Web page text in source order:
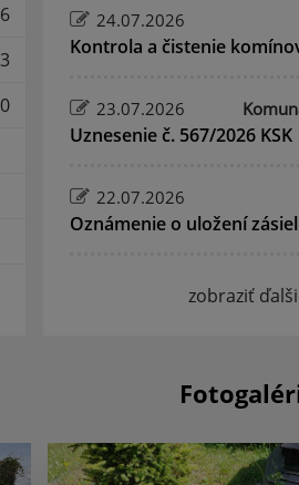
24.07.2026
Kontrola a čistenie
23.07.2026
Uznesenie č. 567/2026 KSK
22.07.2026
Oznámenie o uložení
zobraziť